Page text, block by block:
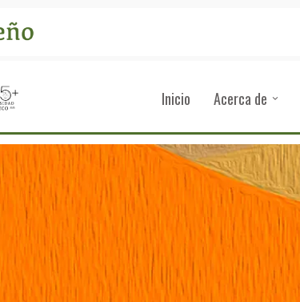
Inicio Acerca de